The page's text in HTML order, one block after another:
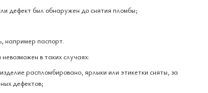
дефект был обнаружен до снятия пломбы;
например паспорт.
в таких случаях:
распломбировано, ярлыки или этикетки сняты, за
дефектов;